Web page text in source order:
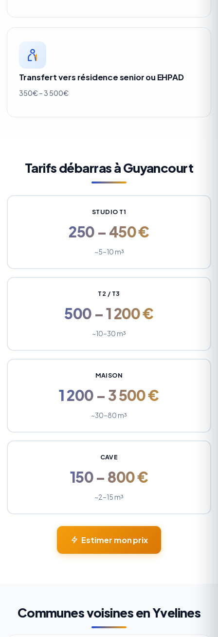
Transfert vers résidence senior ou EHPAD
350€ – 3 500€
Tarifs débarras à Guyancourt
STUDIO T1
250 – 450 €
~5–10 m³
T2 / T3
500 – 1 200 €
~10–30 m³
MAISON
1 200 – 3 500 €
~30–80 m³
CAVE
150 – 800 €
~2–15 m³
Estimer mon prix
Communes voisines en Yvelines